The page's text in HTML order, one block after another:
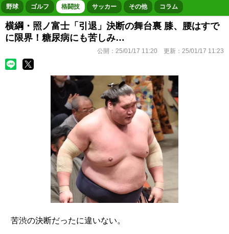
ボートレース 競輪 オートレース
野球 ゴルフ 格闘技 サッカー その他 コラム
横綱・照ノ富士「引退」決断の舞台裏 膝、腰はすで
に限界！糖尿病にも苦しみ…
公開： 25/01/17 11:20 更新： 25/01/17 11:23
苦渋の決断だったに違いない。